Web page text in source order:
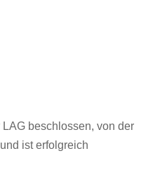
beschlossen, von der
ist erfolgreich